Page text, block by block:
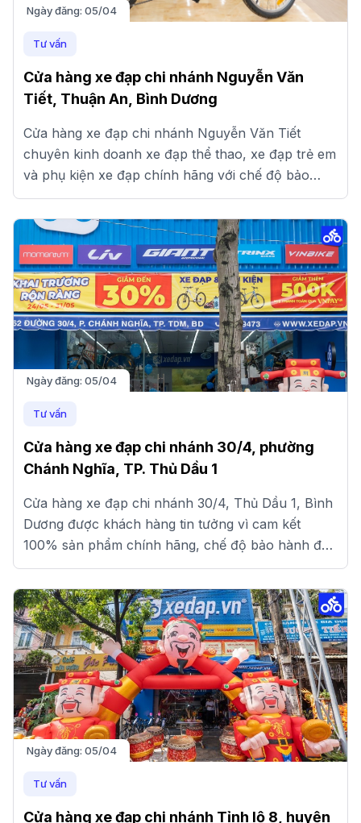
Ngày đăng: 05/04
Tư vấn
Cửa hàng xe đạp chi nhánh Nguyễn Văn
Tiết, Thuận An, Bình Dương
Cửa hàng xe đạp chi nhánh Nguyễn Văn Tiết
chuyên kinh doanh xe đạp thể thao, xe đạp trẻ em
và phụ kiện xe đạp chính hãng với chế độ bảo
hành và giá tốt.
Ngày đăng: 05/04
Tư vấn
Cửa hàng xe đạp chi nhánh 30/4, phường
Chánh Nghĩa, TP. Thủ Dầu 1
Cửa hàng xe đạp chi nhánh 30/4, Thủ Dầu 1, Bình
Dương được khách hàng tin tưởng vì cam kết
100% sản phẩm chính hãng, chế độ bảo hành đầy
đủ và giá cạnh tranh.
Ngày đăng: 05/04
Tư vấn
Cửa hàng xe đạp chi nhánh Tỉnh lộ 8, huyện